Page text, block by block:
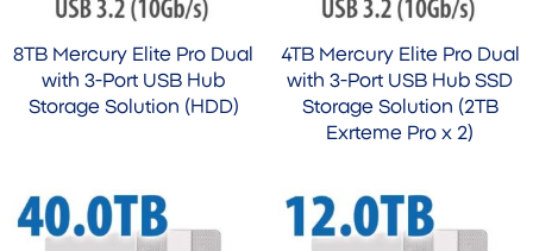
4TB Mercury Elite Pro Dual
with 3-Port USB Hub SSD
Storage Solution (2TB
Exrteme Pro x 2)
8TB Mercury Elite Pro Dual
with 3-Port USB Hub
Storage Solution (HDD)